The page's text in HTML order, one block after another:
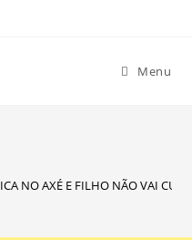
Menu
NO AXÉ E FILHO NÃO VAI